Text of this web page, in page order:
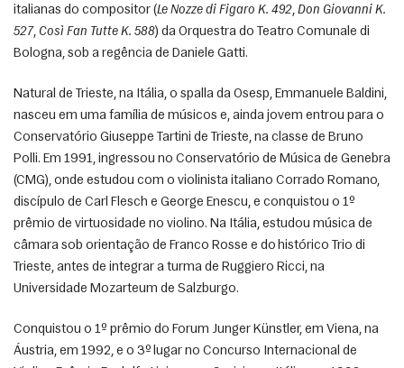
italianas do compositor (Le Nozze di Figaro K. 492, Don Giovanni K.
527, Così Fan Tutte K. 588) da Orquestra do Teatro Comunale di
Bologna, sob a regência de Daniele Gatti.
Natural de Trieste, na Itália, o spalla da Osesp, Emmanuele Baldini,
nasceu em uma família de músicos e, ainda jovem entrou para o
Conservatório Giuseppe Tartini de Trieste, na classe de Bruno
Polli. Em 1991, ingressou no Conservatório de Música de Genebra
(CMG), onde estudou com o violinista italiano Corrado Romano,
discípulo de Carl Flesch e George Enescu, e conquistou o 1º
prêmio de virtuosidade no violino. Na Itália, estudou música de
câmara sob orientação de Franco Rosse e do histórico Trio di
Trieste, antes de integrar a turma de Ruggiero Ricci, na
Universidade Mozarteum de Salzburgo.
Conquistou o 1º prêmio do Forum Junger Künstler, em Viena, na
Áustria, em 1992, e o 3º lugar no Concurso Internacional de